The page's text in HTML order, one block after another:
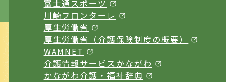
富士通スポーツ
川崎フロンターレ
厚生労働省
厚生労働省（介護保険制度の概要）
WAMNET
介護情報サービスかながわ
かながわ介護・福祉辞典